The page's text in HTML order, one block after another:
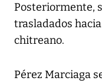
Posteriormente,
trasladados
chitreano.
Pérez Marciaga